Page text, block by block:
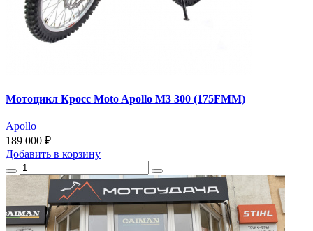
Мотоцикл Кросс Moto Apollo M3 300 (175FMM)
Apollo
189 000 ₽
Добавить в корзину